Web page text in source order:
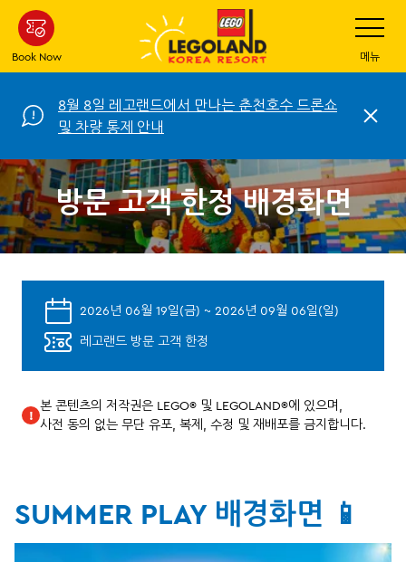
Skip
main
content
Book Now
Toggle
메뉴
8월 8일 레고랜드에서 만나는 춘천호수 드론쇼
및 차량 통제 안내
C
o
s
e
방문 고객 한정 배경화면
2026년 06월 19일(금) ~ 2026년 09월 06일(일)
레고랜드 방문 고객 한정
!
본 콘텐츠의 저작권은 LEGO® 및 LEGOLAND®에 있으며,
사전 동의 없는 무단 유포, 복제, 수정 및 재배포를 금지합니다.
SUMMER PLAY 배경화면 📱